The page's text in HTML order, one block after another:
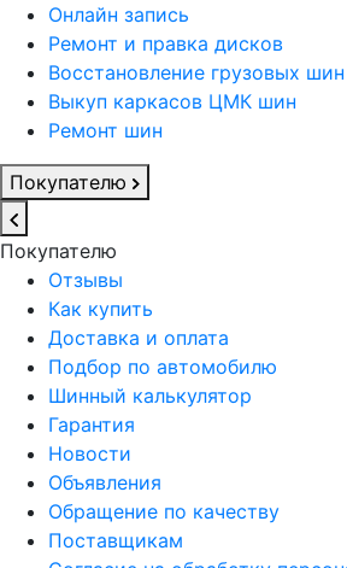
Онлайн запись
Ремонт и правка дисков
Восстановление грузовых шин
Выкуп каркасов ЦМК шин
Ремонт шин
Покупателю
Покупателю
Отзывы
Как купить
Доставка и оплата
Подбор по автомобилю
Шинный калькулятор
Гарантия
Новости
Объявления
Обращение по качеству
Поставщикам